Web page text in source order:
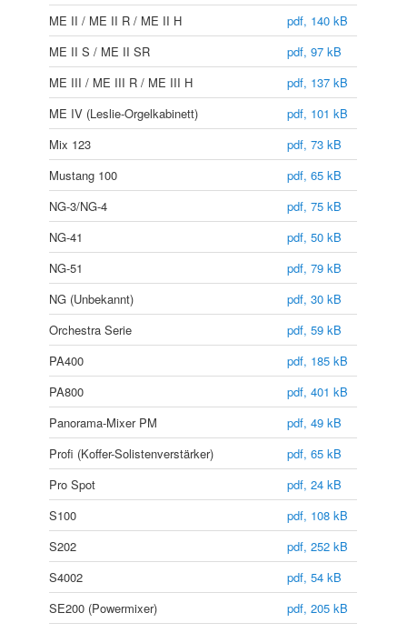
ME II / ME II R / ME II H
pdf, 140 kB
ME II S / ME II SR
pdf, 97 kB
ME III / ME III R / ME III H
pdf, 137 kB
ME IV (Leslie-Orgelkabinett)
pdf, 101 kB
Mix 123
pdf, 73 kB
Mustang 100
pdf, 65 kB
NG-3/NG-4
pdf, 75 kB
NG-41
pdf, 50 kB
NG-51
pdf, 79 kB
NG (Unbekannt)
pdf, 30 kB
Orchestra Serie
pdf, 59 kB
PA400
pdf, 185 kB
PA800
pdf, 401 kB
Panorama-Mixer PM
pdf, 49 kB
Profi (Koffer-Solistenverstärker)
pdf, 65 kB
Pro Spot
pdf, 24 kB
S100
pdf, 108 kB
S202
pdf, 252 kB
S4002
pdf, 54 kB
SE200 (Powermixer)
pdf, 205 kB